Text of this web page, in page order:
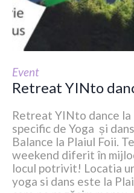
Event
Retreat YINto
Retreat YINto dance la
specific de Yoga și
Balance la Plaiul Foii.
weekend diferit în
locul potrivit! Locatia
yoga si dans este la